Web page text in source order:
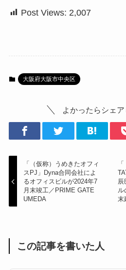
Post Views: 2,007
大阪府大阪市中央区
よかったらシェア
「（仮称）うめきたオフィ
スPJ」Dyna合同会社によ
るオフィスビルが2024年7
月末竣工／PRIME GATE
UMEDA
末
この記事を書いた人